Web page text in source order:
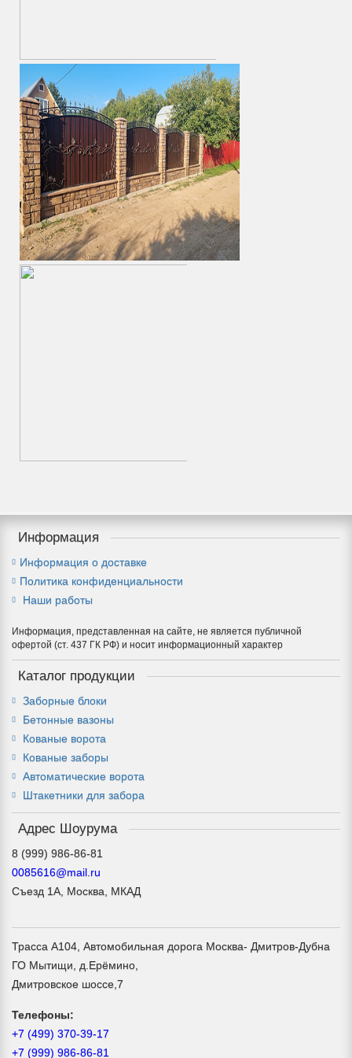
Кованые ворота
Кованые заборы
Информация
Информация о доставке
Политика конфиденциальности
Наши работы
Информация, представленная на сайте, не является публичной
офертой (ст. 437 ГК РФ) и носит информационный характер
Каталог продукции
Заборные блоки
Бетонные вазоны
Кованые ворота
Кованые заборы
Автоматические ворота
Штакетники для забора
Адрес Шоурума
0085616@mail.ru
Съезд 1А, Москва, МКАД
Трасса А104, Автомобильная дорога Москва- Дмитров-Дубна
ГО Мытищи, д.Ерёмино,
Дмитровское шоссе,7
Телефоны:
+7 (499) 370-39-17
+7 (999) 986-86-81